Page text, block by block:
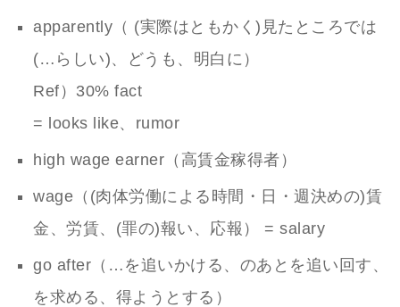
apparently（ (実際はともかく)見たところでは
(…らしい)、どうも、明白に）
Ref）30% fact
= looks like、rumor
high wage earner（高賃金稼得者）
wage（(肉体労働による時間・日・週決めの)賃
金、労賃、(罪の)報い、応報） = salary
go after（…を追いかける、のあとを追い回す、
を求める、得ようとする）